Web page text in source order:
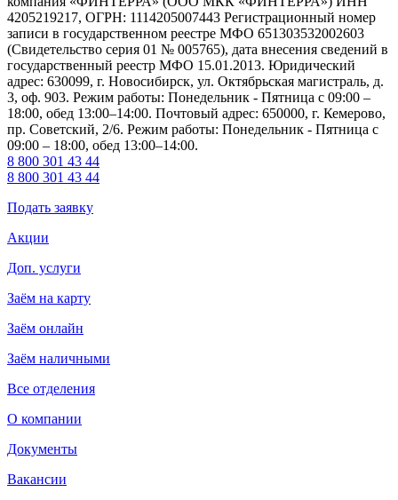
4205219217, ОГРН: 1114205007443 Регистрационный номер
записи в государственном реестре МФО 651303532002603
(Свидетельство серия 01 № 005765), дата внесения сведений в
государственный реестр МФО 15.01.2013. Юридический
адрес: 630099, г. Новосибирск, ул. Октябрьская магистраль, д.
3, оф. 903. Режим работы: Понедельник - Пятница с 09:00 –
18:00, обед 13:00–14:00. Почтовый адрес: 650000, г. Кемерово,
пр. Советский, 2/6. Режим работы: Понедельник - Пятница с
09:00 – 18:00, обед 13:00–14:00.
8 800 301 43 44
8 800 301 43 44
Подать заявку
Акции
Доп. услуги
Заём на карту
Заём онлайн
Заём наличными
Все отделения
О компании
Документы
Вакансии